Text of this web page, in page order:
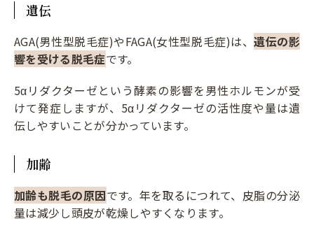
遺伝
AGA(男性型脱毛症)やFAGA(女性型脱毛症)は、遺伝の影
響を受ける脱毛症です。
5αリダクターゼという酵素の影響を男性ホルモンが受
けて発症しますが、5αリダクターゼの活性度や量は遺
伝しやすいことが分かっています。
加齢
加齢も脱毛の原因です。年を取るにつれて、皮脂の分泌
量は減少し頭皮が乾燥しやすくなります。